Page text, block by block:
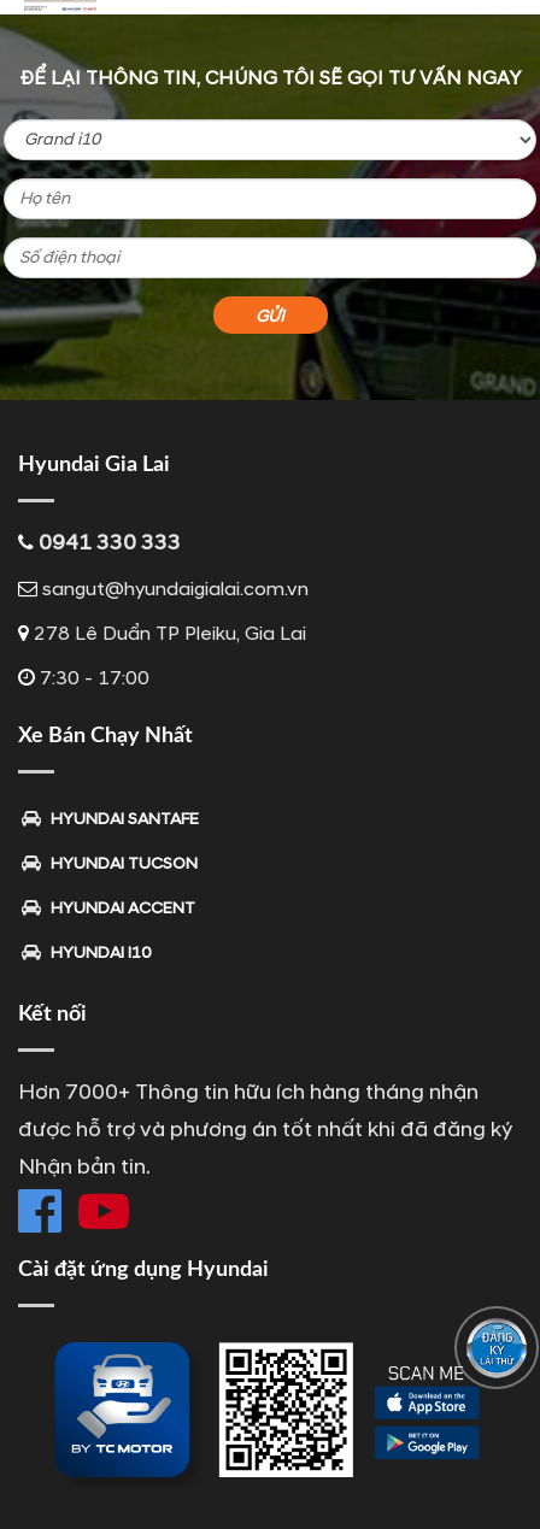
ĐỂ LẠI THÔNG TIN, CHÚNG TÔI SẼ GỌI TƯ VẤN NGAY
Hyundai Gia Lai
0941 330 333
sangut@hyundaigialai.com.vn
278 Lê Duẩn TP Pleiku, Gia Lai
7:30 - 17:00
Xe Bán Chạy Nhất
HYUNDAI SANTAFE
HYUNDAI TUCSON
HYUNDAI ACCENT
HYUNDAI I10
Kết nối
Hơn 7000+ Thông tin hữu ích hàng tháng nhận
được hỗ trợ và phương án tốt nhất khi đã đăng ký
Nhận bản tin.
Cài đặt ứng dụng Hyundai